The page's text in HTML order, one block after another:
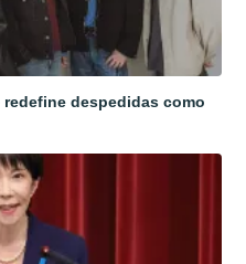
despedidas como